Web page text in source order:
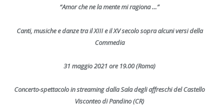
“Amor che ne la mente mi ragiona …”
Canti, musiche e danze tra il XIII e il XV secolo sopra alcuni versi della
Commedia
31 maggio 2021 ore 19.00 (Roma)
Concerto-spettacolo in streaming dalla Sala degli affreschi del Castello
Visconteo di Pandino (CR)